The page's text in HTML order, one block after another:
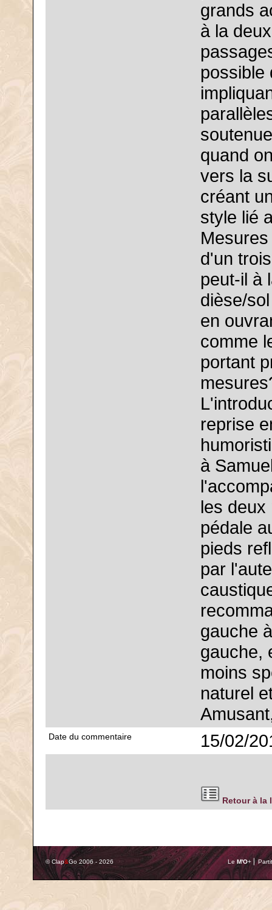
grands
à la
possible
quand
vers la
créant
style lié
d'un
peut-il à
dièse/
en
comme
portant
reprise
à
les deux
pédale
pieds
par
gauche
gauche,
moins
naturel
Date du commentaire 15/02/
Retour à la
© Clap&Go 2006 - 2026 Le M'O+ ⎢